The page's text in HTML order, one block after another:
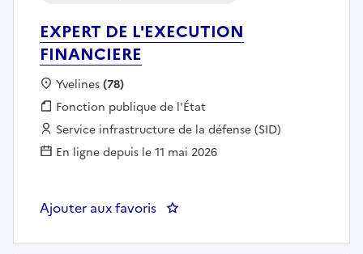
EXPERT DE L'EXECUTION
FINANCIERE
Localisation :
Yvelines(78)
Fonction publique :
Fonction publique de l'État
Employeur :
Service infrastructure de la défense (SID)
En ligne depuis le 11 mai 2026
Ajouter aux favoris : EXPERT DE L'EXECUTION